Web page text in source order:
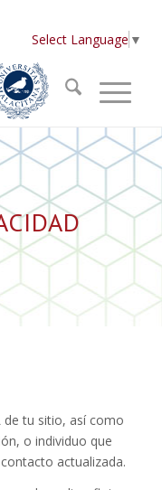
Select Language ▼
de tu sitio, así como
o individuo que
actualizada.